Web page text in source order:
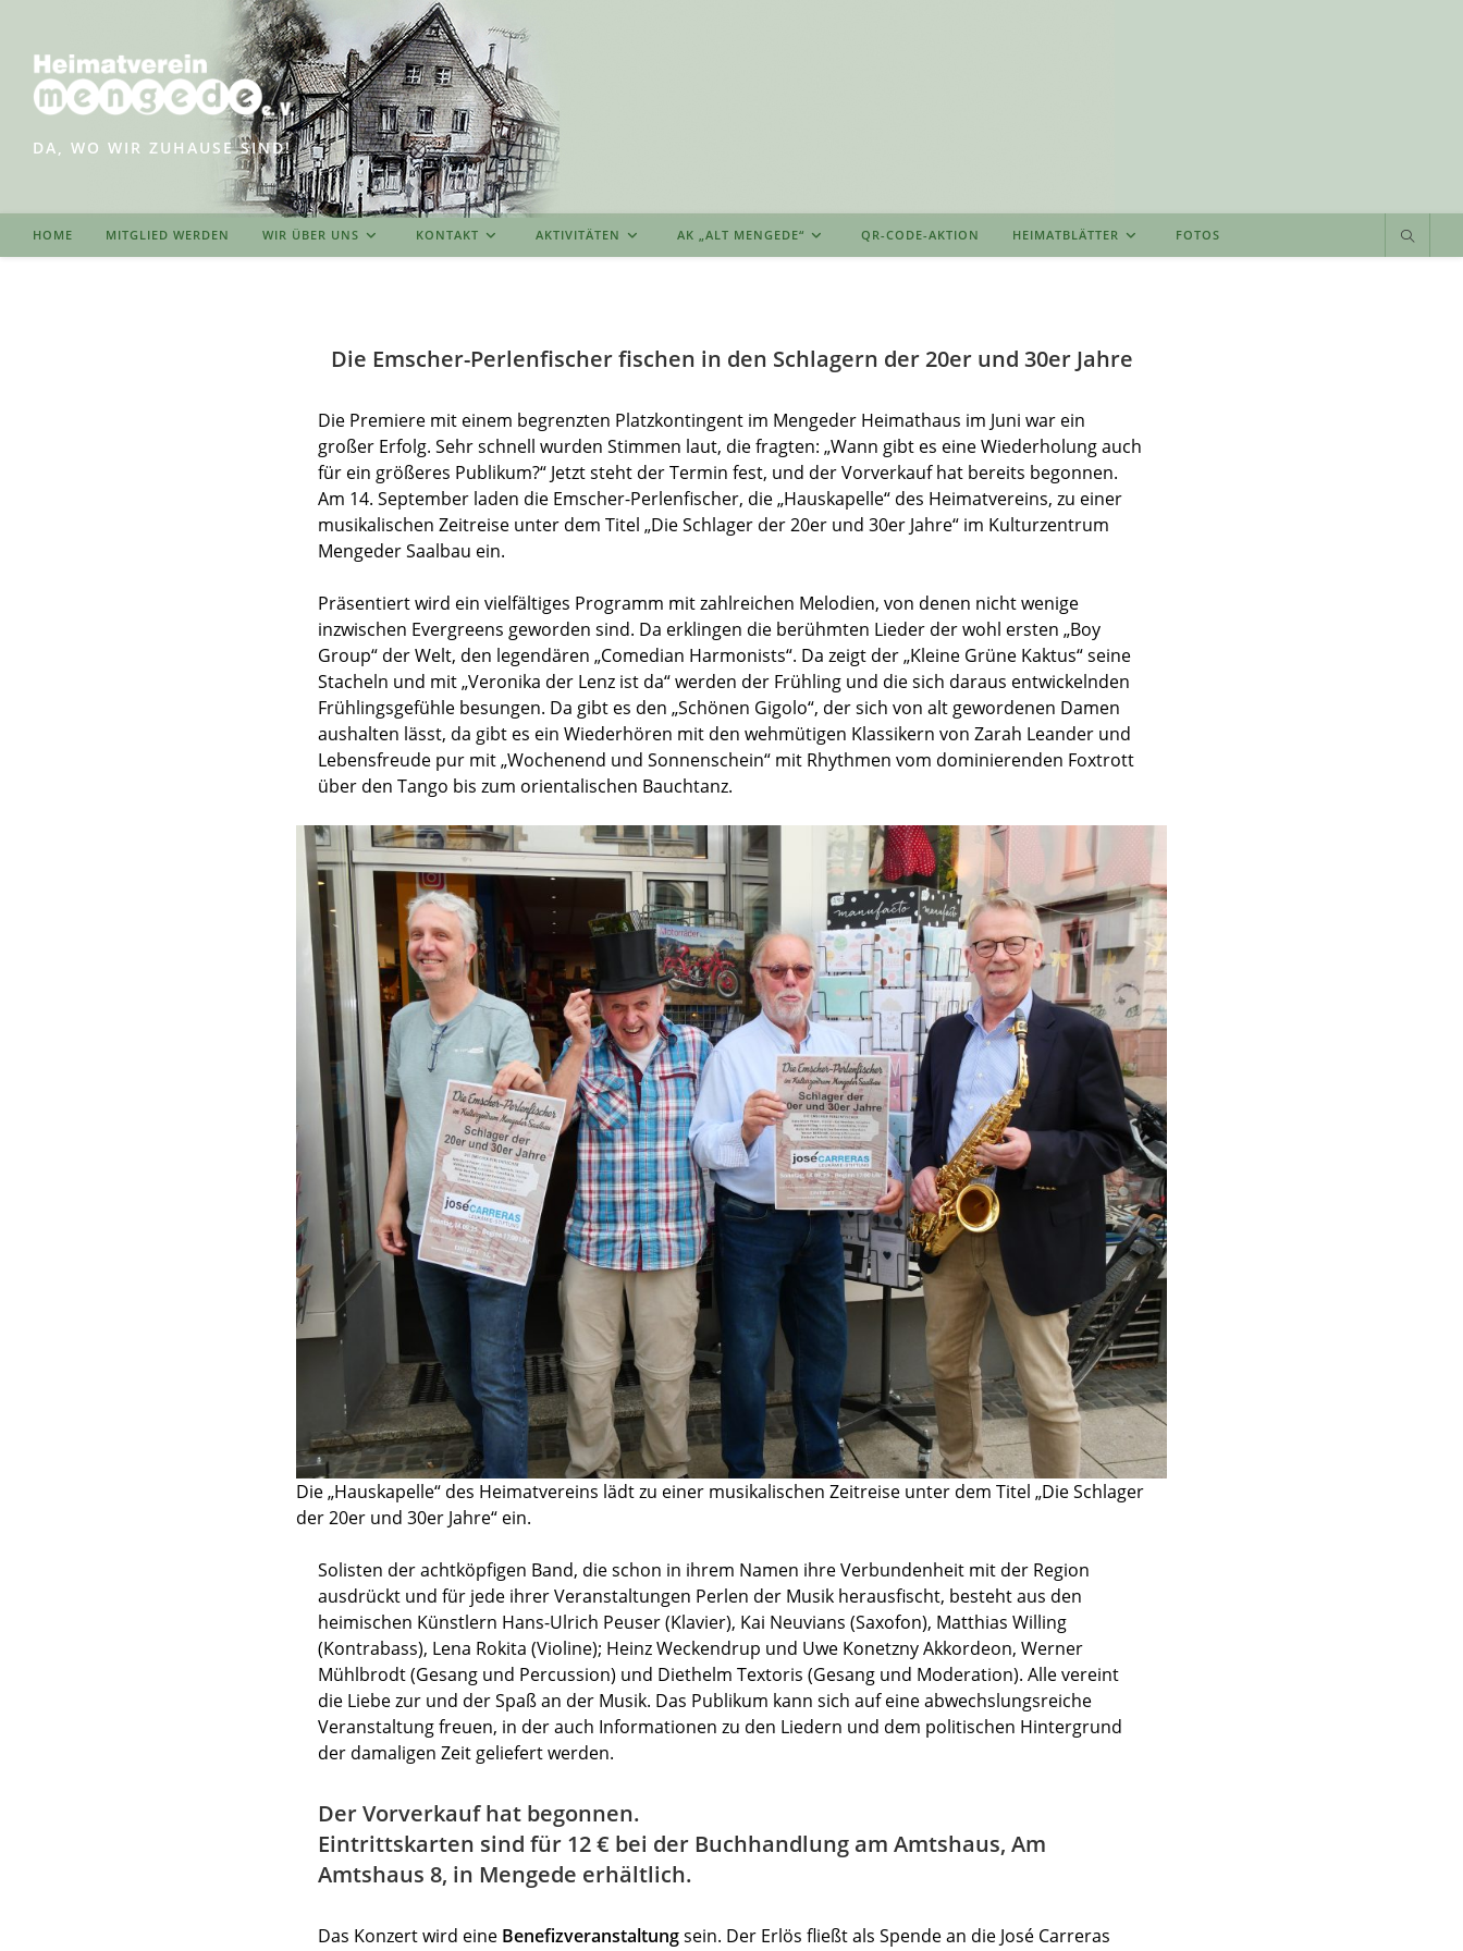
springen
DA, WO WIR ZUHAUSE SIND!
HOME MITGLIED WERDEN WIR ÜBER UNS KONTAKT AKTIVITÄTEN AK „ALT MENGEDE“ QR-CODE-AKTION HEIMATBLÄTTER FOTOS
Die Emscher-Perlenfischer fischen in den Schlagern der 20er und 30er Jahre
Die Premiere mit einem begrenzten Platzkontingent im Mengeder Heimathaus im Juni war ein
großer Erfolg. Sehr schnell wurden Stimmen laut, die fragten: „Wann gibt es eine Wiederholung auch
für ein größeres Publikum?“ Jetzt steht der Termin fest, und der Vorverkauf hat bereits begonnen.
Am 14. September laden die Emscher-Perlenfischer, die „Hauskapelle“ des Heimatvereins, zu einer
musikalischen Zeitreise unter dem Titel „Die Schlager der 20er und 30er Jahre“ im Kulturzentrum
Mengeder Saalbau ein.
Präsentiert wird ein vielfältiges Programm mit zahlreichen Melodien, von denen nicht wenige
inzwischen Evergreens geworden sind. Da erklingen die berühmten Lieder der wohl ersten „Boy
Group“ der Welt, den legendären „Comedian Harmonists“. Da zeigt der „Kleine Grüne Kaktus“ seine
Stacheln und mit „Veronika der Lenz ist da“ werden der Frühling und die sich daraus entwickelnden
Frühlingsgefühle besungen. Da gibt es den „Schönen Gigolo“, der sich von alt gewordenen Damen
aushalten lässt, da gibt es ein Wiederhören mit den wehmütigen Klassikern von Zarah Leander und
Lebensfreude pur mit „Wochenend und Sonnenschein“ mit Rhythmen vom dominierenden Foxtrott
über den Tango bis zum orientalischen Bauchtanz.
Die „Hauskapelle“ des Heimatvereins lädt zu einer musikalischen Zeitreise unter dem Titel „Die Schlager
der 20er und 30er Jahre“ ein.
Solisten der achtköpfigen Band, die schon in ihrem Namen ihre Verbundenheit mit der Region
ausdrückt und für jede ihrer Veranstaltungen Perlen der Musik herausfischt, besteht aus den
heimischen Künstlern Hans-Ulrich Peuser (Klavier), Kai Neuvians (Saxofon), Matthias Willing
(Kontrabass), Lena Rokita (Violine); Heinz Weckendrup und Uwe Konetzny Akkordeon, Werner
Mühlbrodt (Gesang und Percussion) und Diethelm Textoris (Gesang und Moderation). Alle vereint
die Liebe zur und der Spaß an der Musik. Das Publikum kann sich auf eine abwechslungsreiche
Veranstaltung freuen, in der auch Informationen zu den Liedern und dem politischen Hintergrund
der damaligen Zeit geliefert werden.
Der Vorverkauf hat begonnen.
Eintrittskarten sind für 12 € bei der Buchhandlung am Amtshaus, Am
Amtshaus 8, in Mengede erhältlich.
Das Konzert wird eine Benefizveranstaltungsein. Der Erlös fließt als Spende an die José Carreras